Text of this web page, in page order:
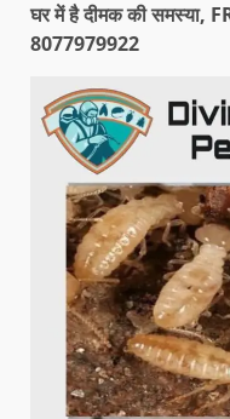
घर में है दीमक की समस्या,
8077979922